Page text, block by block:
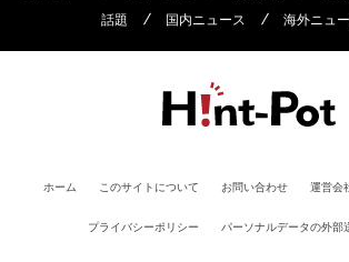
話題
国内ニュース 海外ニュ
ホーム このサイトについて お問い合わせ 運営会
プライバシーポリシー パーソナルデータの外部